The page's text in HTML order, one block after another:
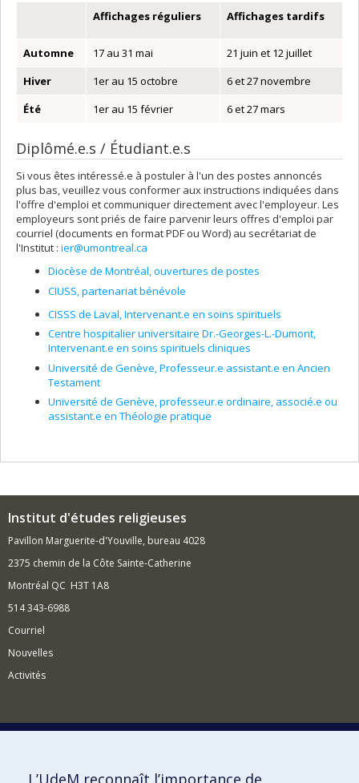
Affichages réguliers Affichages tardifs
Automne 17 au 31 mai
21 juin et 12 juillet
Hiver
1er au 15 octobre
6 et 27 novembre
Été
1er au 15 février 6 et 27 mars
Diplômé.e.s / Étudiant.e.s
Si vous êtes intéressé.e à postuler à l'un des postes annoncés
plus bas, veuillez vous conformer aux instructions indiquées dans
l'offre d'emploi et communiquer directement avec l'employeur. Les
employeurs sont priés de faire parvenir leurs offres d'emploi par
courriel (documents en format PDF ou Word) au secrétariat de
l'Institut : ier@umontreal.ca
Diocèse de Montréal, ouvertures de postes
CIUSS, partenariat bénévole
CISSS de Laval, Intervenant.e en soins spirituels
Centre hospitalier universitaire Dr.-Georges-L.-Dumont,
Intervenant.e en soins spirituels cliniques
Université de Genève, Professeur.e assistant.e en Ancien
Testament
Université de Genève, professeur.e ordinaire, associé.e ou
assistant.e en Théologie pratique
Institut d'études religieuses
Pavillon Marguerite-d'Youville, bureau 4028
2375 chemin de la Côte Sainte-Catherine
Montréal QC H3T 1A8
514 343-6988
Courriel
Nouvelles
Activités
Comment soutenir l'Institut?
L’UdeM reconnaît l’importance de